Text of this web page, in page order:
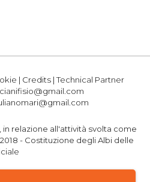
| Credits |Technical Partner
relazione all'attività svolta come
- Costituzione degli Albi delle